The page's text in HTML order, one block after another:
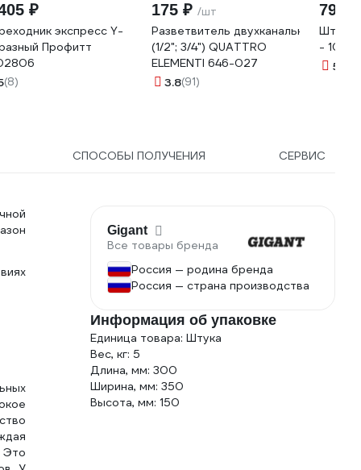
₽
экспресс Y-
Профитт
(8)
175 ₽ /шт
Разветвитель двухканальный
(1/2"; 3/4") QUATTRO
ELEMENTI 646-027
3.8(91)
79 ₽
- 10
5
СПОСОБЫ ПОЛУЧЕНИЯ СЕРВИС
Это
Gigant
Все товары бренда
Россия — родина бренда
Россия — страна производства
Информация об упаковке
Единица товара: Штука
Вес, кг: 5
Длина, мм: 300
Ширина, мм: 350
Высота, мм: 150